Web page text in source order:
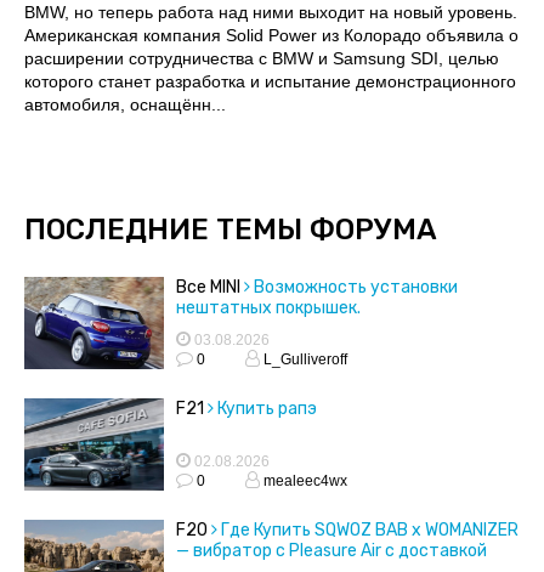
BMW, но теперь работа над ними выходит на новый уровень.
Американская компания Solid Power из Колорадо объявила о
расширении сотрудничества с BMW и Samsung SDI, целью
которого станет разработка и испытание демонстрационного
автомобиля, оснащённ...
ПОСЛЕДНИЕ ТЕМЫ ФОРУМА
Все MINI
Возможность установки
нештатных покрышек.
03.08.2026
0
L_Gulliveroff
F21 Купить рапэ
02.08.2026
0
mealeec4wx
F20
Где Купить SQWOZ BAB x WOMANIZER
— вибратор с Pleasure Air с доставкой